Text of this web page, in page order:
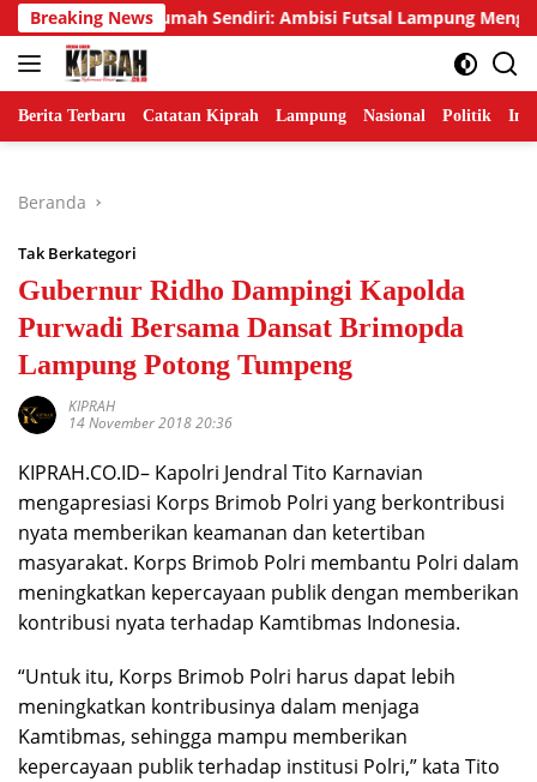
Langsung
ke
konten
Breaking News
di Rumah Sendiri: Ambisi Futsal Lampung Mengakhiri
Berita Terbaru Catatan Kiprah Lampung Nasional Politik
Beranda
Tak Berkategori
Gubernur Ridho Dampingi Kapolda
Purwadi Bersama Dansat Brimopda
Lampung Potong Tumpeng
KIPRAH
14 November 2018 20:36
KIPRAH.CO.ID– Kapolri Jendral Tito Karnavian
mengapresiasi Korps Brimob Polri yang berkontribusi
nyata memberikan keamanan dan ketertiban
masyarakat. Korps Brimob Polri membantu Polri dalam
meningkatkan kepercayaan publik dengan memberikan
kontribusi nyata terhadap Kamtibmas Indonesia.
“Untuk itu, Korps Brimob Polri harus dapat lebih
meningkatkan kontribusinya dalam menjaga
Kamtibmas, sehingga mampu memberikan
kepercayaan publik terhadap institusi Polri,” kata Tito